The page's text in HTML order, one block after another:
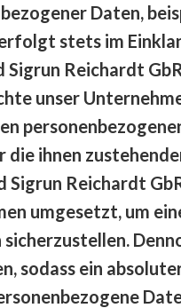
Daten,
stets im
Sigrun Reichardt
unser
die ihnen
Sigrun Reichardt
umgesetzt, um
sicherzustellen.
sodass ein